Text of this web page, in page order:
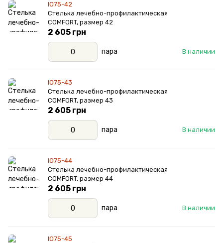
IO75-42
Стелька лечебно-профилактическая
COMFORT, размер 42
В наличии
2 605 грн
пара
IO75-43
Стелька лечебно-профилактическая
COMFORT, размер 43
В наличии
2 605 грн
пара
IO75-44
Стелька лечебно-профилактическая
COMFORT, размер 44
В наличии
2 605 грн
пара
IO75-45